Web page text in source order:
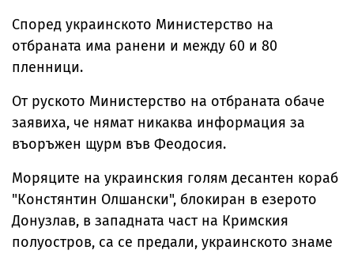
Според украинското Министерство на
отбраната има ранени и между 60 и 80
пленници.
От руското Министерство на отбраната обаче
заявиха, че нямат никаква информация за
въоръжен щурм във Феодосия.
Моряците на украинския голям десантен кораб
"Констянтин Олшански", блокиран в езерото
Донузлав, в западната част на Кримския
полуостров, са се предали, украинското знаме